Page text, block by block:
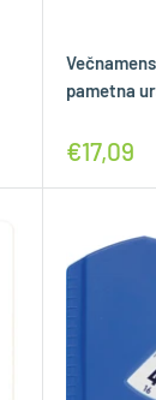
pametna
€17,09